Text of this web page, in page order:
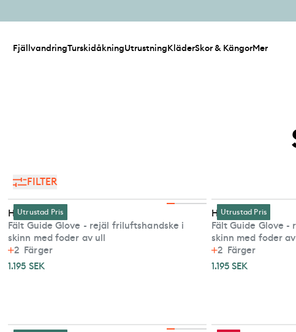
FjällvandringTurskidåkningUtrustningKläderSkor & KängorMer
FILTER
Utrustad Pris
Hestra
Fält Guide Glove - rejäl friluftshandske i
skinn med foder av ull
2 Färger
1.195 SEK
Utrustad Pris
Hestra
Fält Guide Glove
skinn med foder
2 Färger
1.195 SEK